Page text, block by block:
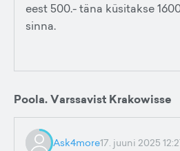
eest 500.- täna küsitakse
sinna.
Poola. Varssavist Krakowisse
Ask4more17. juuni 2025